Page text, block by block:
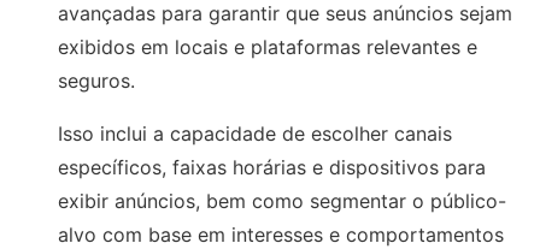
avançadas para garantir que seus anúncios sejam
exibidos em locais e plataformas relevantes e
seguros.
Isso inclui a capacidade de escolher canais
específicos, faixas horárias e dispositivos para
exibir anúncios, bem como segmentar o público-
alvo com base em interesses e comportamentos